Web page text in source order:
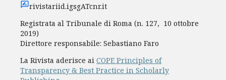
rivistariid.igsgATcnr.it
Registrata al Tribunale di Roma (n. 127, 10 ottobre
2019)
Direttore responsabile: Sebastiano Faro
La Rivista aderisce ai COPE Principles of
Transparency & Best Practice in Scholarly